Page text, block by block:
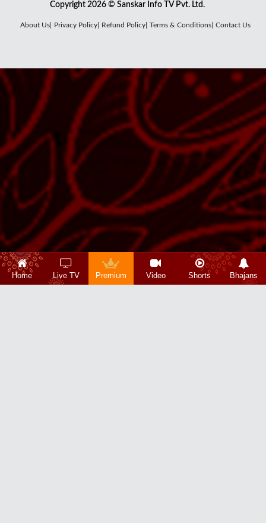
Copyright 2026 © Sanskar Info TV Pvt. Ltd.
About Us| Privacy Policy| Refund Policy| Terms & Conditions| Contact Us
Home Live TV Premium Video Shorts Bhajans